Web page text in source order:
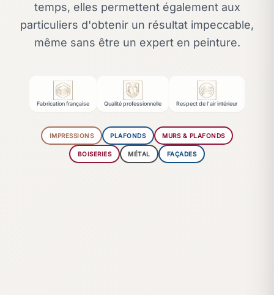
temps, elles permettent également aux
particuliers d'obtenir un résultat impeccable,
même sans être un expert en peinture.
Fabrication française Qualité professionnelle Respect de l'air intérieur
IMPRESSIONS PLAFONDS MURS & PLAFONDS
BOISERIES MÉTAL FAÇADES